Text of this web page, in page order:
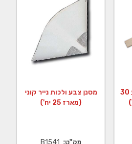
מבחש עץ לערבול צבע 30
מסנן צבע ולכות נייר קוני
(מארז 25 יח')